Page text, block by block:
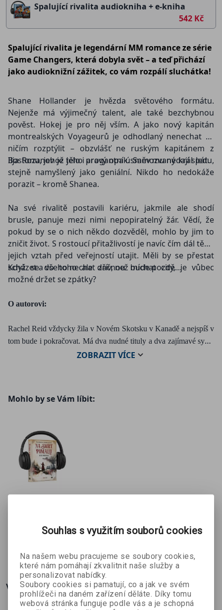
Spalující rivalita audiokniha + e-kniha
542 Kč
Spalující rivalita je legendární MM romance ze série
Game Changers, která dobyla svět – a teď přichází
jako audioknižní zážitek, co vám rozpálí sluchátka!
Shane Hollander je hvězda světového formátu.
Nejenže má výjimečný talent, ale také bezchybnou
pověst. Hokej je pro něj vším. A jako nový kapitán
montrealských Voyageurů je odhodlaný nenechat se
ničím rozptýlit – obzvlášť ne ruským kapitánem z
Bostonu, jehož tělo i arogantní úsměv mu nedají spát.
Ilja Rozanov je jeho pravý opak. Samozvaný král ledu,
stejně namyšlený jako geniální. Nikdo ho nedokáže
porazit – kromě Shanea.
Na své rivalitě postavili kariéru, jakmile ale shodí
brusle, panuje mezi nimi nepopiratelný žár. Vědí, že
pokud by se o nich někdo dozvěděl, mohlo by jim to
zničit život. S rostoucí přitažlivostí je navíc čím dál těžší
jejich vztah před veřejností utajit. Měli by se přestat
scházet a všeho nechat dřív, než bude pozdě…
Když se do toho ale začnou míchat city, je vůbec
možné držet se zpátky?
O autorovi:
Rachel Reid vždycky žila v Novém Skotsku v Kanadě a nejspíš v
tom bude i pokračovat. Má dva nudné tituly a dva zajímavé syny.
Od dětství je fanynkou NHL, sama se do ní bohužel nikdy
www.rachelreidwrites.com.
ZOBRAZITVÍCE
Mohlo by se Vám líbit:
audiokniha
Ritu Mukerji
314 Kč 349 Kč
Více o knize
Souhlas s využitím souborů cookies
Na našem webu pracujeme se soubory cookies,
které nám pomáhají zkvalitnit naše služby a
personalizovat nabídky.
Soubory cookies si pamatují, co a jak ve svém
prohlížeči na daném zařízení děláte. Díky tomu
webová stránka funguje podle vás a je schopná